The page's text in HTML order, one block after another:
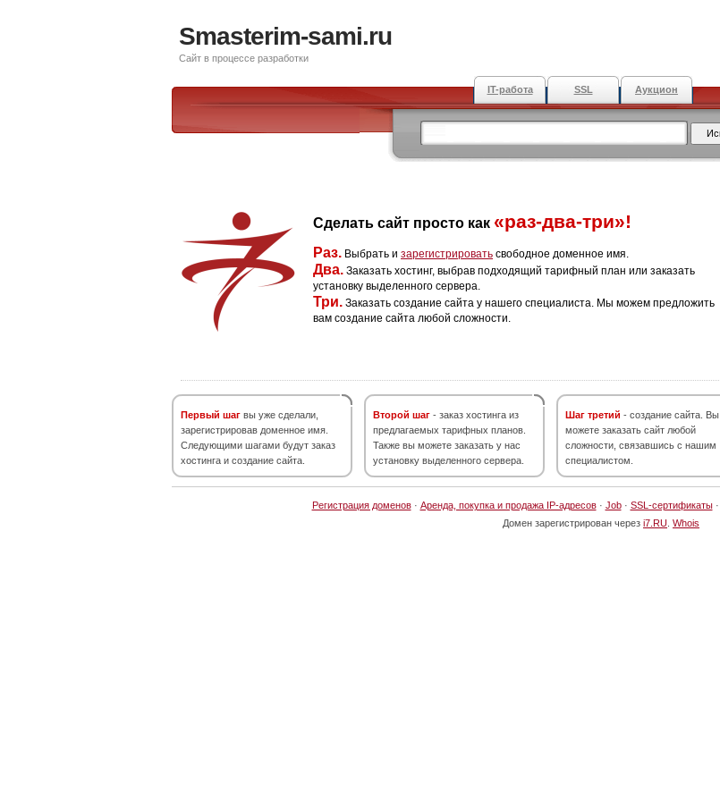
Smasterim-sami.ru
Сайт в процессе разработки
IT-работа SSL Аукцион
Сделать сайт просто как «раз-два-три»!
Раз. Выбрать и зарегистрировать свободное доменное имя.
Два. Заказать хостинг, выбрав подходящий тарифный план или заказать
установку выделенного сервера.
Три. Заказать создание сайта у нашего специалиста. Мы можем предложить
вам создание сайта любой сложности.
Первый шаг вы уже сделали,
зарегистрировав доменное имя.
Следующими шагами будут заказ
хостинга и создание сайта.
Второй шаг - заказ хостинга из
предлагаемых тарифных планов.
Также вы можете заказать у нас
установку выделенного сервера.
Шаг третий - создание сайта. Вы
можете заказать сайт любой
сложности, связавшись с нашим
специалистом.
Регистрация доменов· Аренда, покупка и продажа IP-адресов· Job· SSL-сертификаты·
Домен зарегистрирован через i7.RU Whois